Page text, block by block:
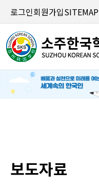
로그인회원가입SITEMAP
보도자료